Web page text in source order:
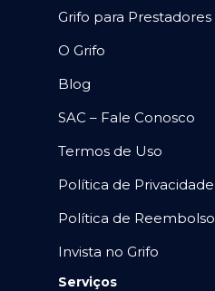
Grifo para Prestadores
O Grifo
Blog
SAC – Fale Conosco
Termos de Uso
Política de Privacidade
Política de Reembolso
Invista no Grifo
Serviços